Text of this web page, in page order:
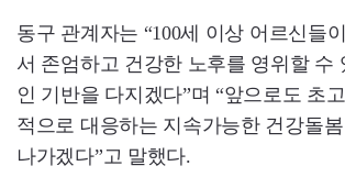
동구 관계자는 “100세 이상 어르신들
서 존엄하고 건강한 노후를 영위할 수
인 기반을 다지겠다”며 “앞으로도 초
적으로 대응하는 지속가능한 건강돌
나가겠다”고 말했다.